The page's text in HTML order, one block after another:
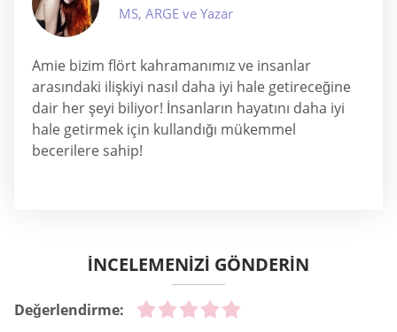
MS, ARGE ve Yazar
Amie bizim flört kahramanımız ve insanlar
arasındaki ilişkiyi nasıl daha iyi hale getireceğine
dair her şeyi biliyor! İnsanların hayatını daha iyi
hale getirmek için kullandığı mükemmel
becerilere sahip!
İNCELEMENIZI GÖNDERIN
Değerlendirme: